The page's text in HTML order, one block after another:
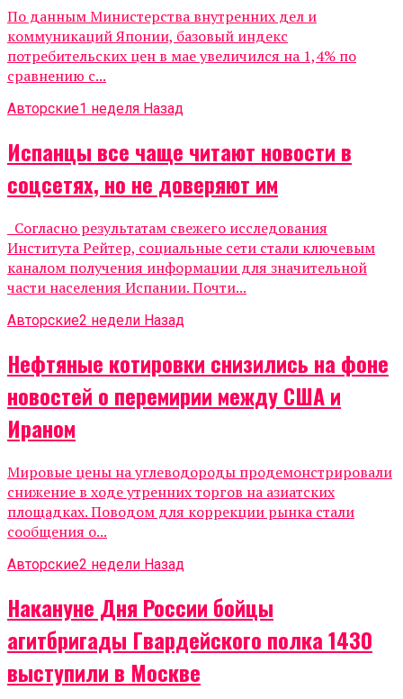
По данным Министерства внутренних дел и
коммуникаций Японии, базовый индекс
потребительских цен в мае увеличился на 1,4% по
сравнению с...
Авторские1 неделя Назад
Испанцы все чаще читают новости в
соцсетях, но не доверяют им
Согласно результатам свежего исследования
Института Рейтер, социальные сети стали ключевым
каналом получения информации для значительной
части населения Испании. Почти...
Авторские2 недели Назад
Нефтяные котировки снизились на фоне
новостей о перемирии между США и
Ираном
Мировые цены на углеводороды продемонстрировали
снижение в ходе утренних торгов на азиатских
площадках. Поводом для коррекции рынка стали
сообщения о...
Авторские2 недели Назад
Накануне Дня России бойцы
агитбригады Гвардейского полка 1430
выступили в Москве